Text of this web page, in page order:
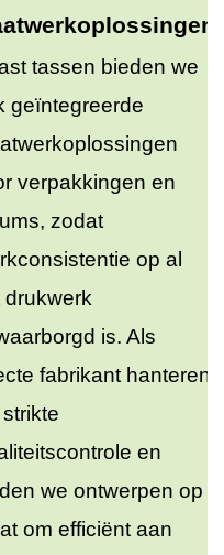
tassen bieden we
geïntegreerde
verpakkingen en
zodat
op al
drukwerk
is. Als
fabrikant hanteren
en
we ontwerpen op
om efficiënt aan